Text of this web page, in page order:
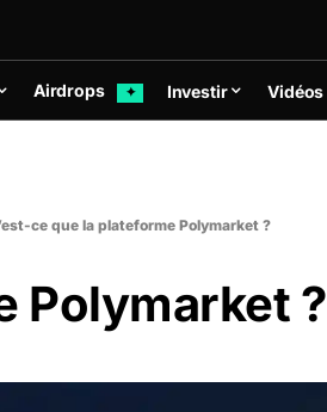
Airdrops ✦ Investir Vidéos
ce que la plateforme Polymarket ?
Polymarket ?